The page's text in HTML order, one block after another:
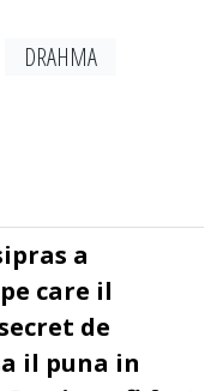
DRAHMA
a
care il
de
il puna in